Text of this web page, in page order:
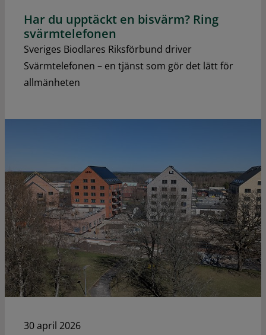
Har du upptäckt en bisvärm? Ring
svärmtelefonen
Sveriges Biodlares Riksförbund driver
Svärmtelefonen – en tjänst som gör det lätt för
allmänheten
30 april 2026